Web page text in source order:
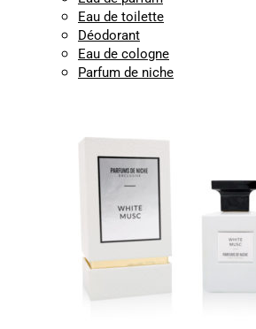
Eau de toilette
Déodorant
Eau de cologne
Parfum de niche